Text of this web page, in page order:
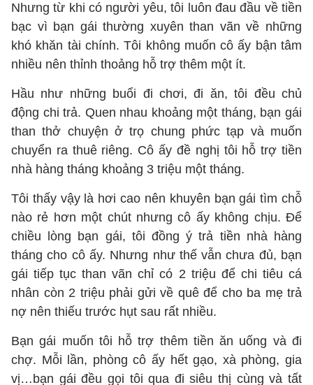
Nhưng từ khi có người yêu, tôi luôn đau đầu về tiền
bạc vì bạn gái thường xuyên than vãn về những
khó khăn tài chính. Tôi không muốn cô ấy bận tâm
nhiều nên thỉnh thoảng hỗ trợ thêm một ít.
Hầu như những buổi đi chơi, đi ăn, tôi đều chủ
động chi trả. Quen nhau khoảng một tháng, bạn gái
than thở chuyện ở trọ chung phức tạp và muốn
chuyển ra thuê riêng. Cô ấy đề nghị tôi hỗ trợ tiền
nhà hàng tháng khoảng 3 triệu một tháng.
Tôi thấy vậy là hơi cao nên khuyên bạn gái tìm chỗ
nào rẻ hơn một chút nhưng cô ấy không chịu. Để
chiều lòng bạn gái, tôi đồng ý trả tiền nhà hàng
tháng cho cô ấy. Nhưng như thế vẫn chưa đủ, bạn
gái tiếp tục than vãn chỉ có 2 triệu để chi tiêu cá
nhân còn 2 triệu phải gửi về quê để cho ba mẹ trả
nợ nên thiếu trước hụt sau rất nhiều.
Bạn gái muốn tôi hỗ trợ thêm tiền ăn uống và đi
chợ. Mỗi lần, phòng cô ấy hết gạo, xà phòng, gia
vị…bạn gái đều gọi tôi qua đi siêu thị cùng và tất